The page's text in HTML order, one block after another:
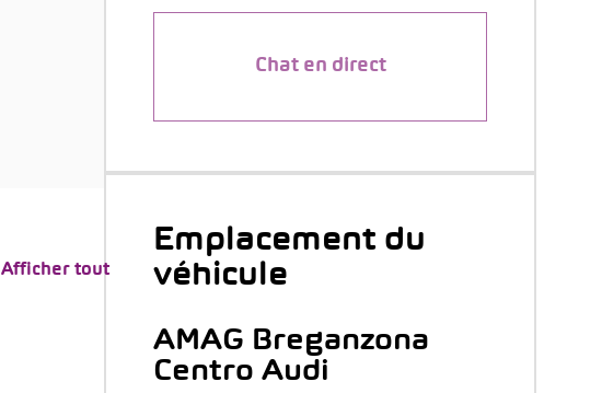
Afficher tout
Chat en direct
Emplacement du
véhicule
AMAG Breganzona
Centro Audi